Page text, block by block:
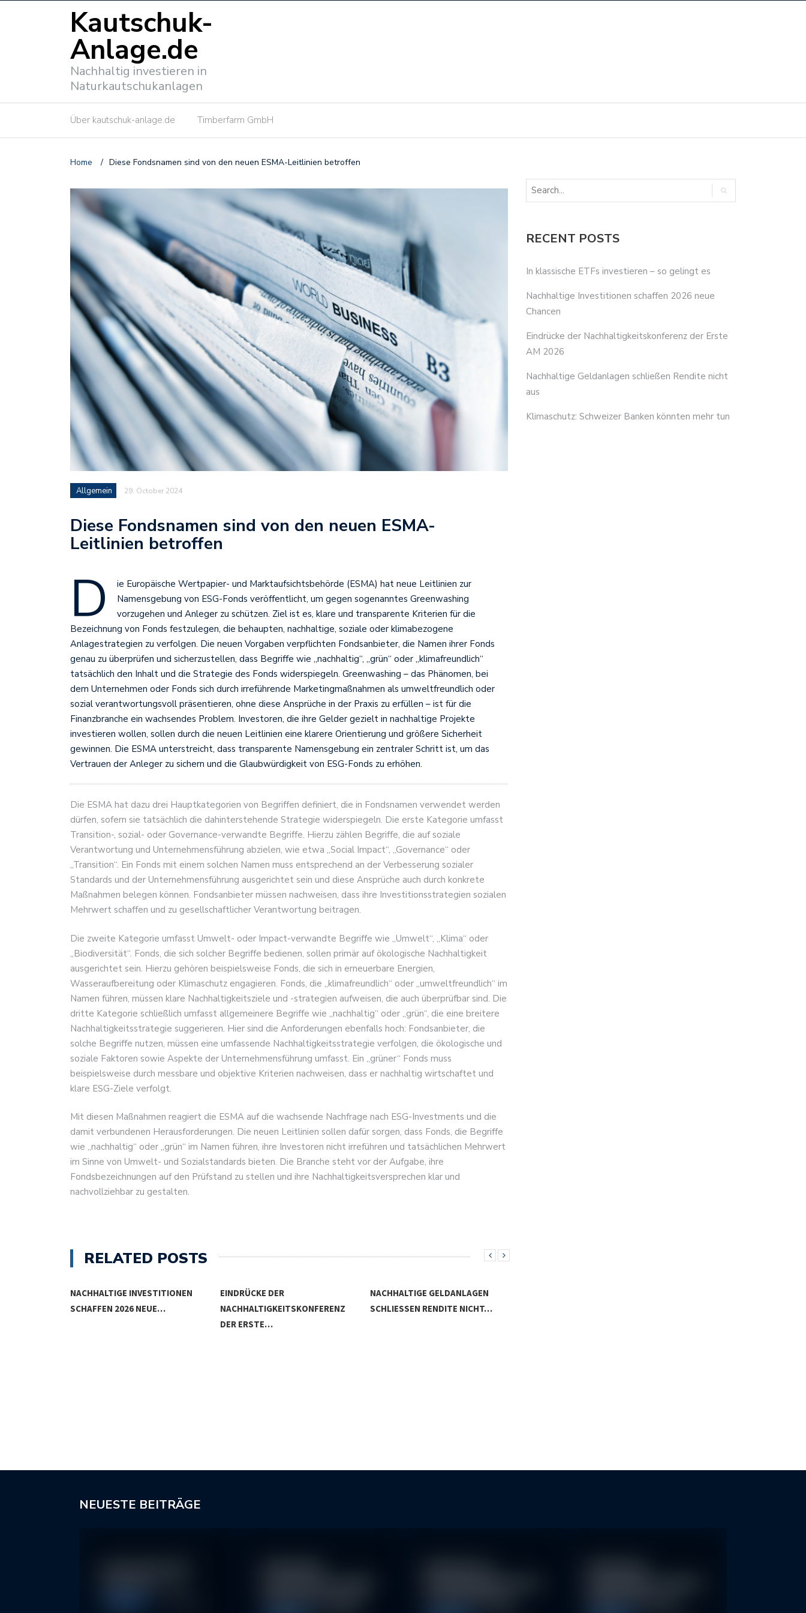
Kautschuk-
Anlage.de
Nachhaltig investieren in
Naturkautschukanlagen
Über kautschuk-anlage.de Timberfarm GmbH
Home / Diese Fondsnamen sind von den neuen ESMA-Leitlinien betroffen
Allgemein 29. October 2024
Diese Fondsnamen sind von den neuen ESMA-
Leitlinien betroffen
D
ie Europäische Wertpapier- und Marktaufsichtsbehörde (ESMA) hat neue Leitlinien zur
Namensgebung von ESG-Fonds veröffentlicht, um gegen sogenanntes Greenwashing
vorzugehen und Anleger zu schützen. Ziel ist es, klare und transparente Kriterien für die
Bezeichnung von Fonds festzulegen, die behaupten, nachhaltige, soziale oder klimabezogene
Anlagestrategien zu verfolgen. Die neuen Vorgaben verpflichten Fondsanbieter, die Namen ihrer Fonds
genau zu überprüfen und sicherzustellen, dass Begriffe wie „nachhaltig“, „grün“ oder „klimafreundlich“
tatsächlich den Inhalt und die Strategie des Fonds widerspiegeln. Greenwashing – das Phänomen, bei
dem Unternehmen oder Fonds sich durch irreführende Marketingmaßnahmen als umweltfreundlich oder
sozial verantwortungsvoll präsentieren, ohne diese Ansprüche in der Praxis zu erfüllen – ist für die
Finanzbranche ein wachsendes Problem. Investoren, die ihre Gelder gezielt in nachhaltige Projekte
investieren wollen, sollen durch die neuen Leitlinien eine klarere Orientierung und größere Sicherheit
gewinnen. Die ESMA unterstreicht, dass transparente Namensgebung ein zentraler Schritt ist, um das
Vertrauen der Anleger zu sichern und die Glaubwürdigkeit von ESG-Fonds zu erhöhen.
Die ESMA hat dazu drei Hauptkategorien von Begriffen definiert, die in Fondsnamen verwendet werden
dürfen, sofern sie tatsächlich die dahinterstehende Strategie widerspiegeln. Die erste Kategorie umfasst
Transition-, sozial- oder Governance-verwandte Begriffe. Hierzu zählen Begriffe, die auf soziale
Verantwortung und Unternehmensführung abzielen, wie etwa „Social Impact“, „Governance“ oder
„Transition“. Ein Fonds mit einem solchen Namen muss entsprechend an der Verbesserung sozialer
Standards und der Unternehmensführung ausgerichtet sein und diese Ansprüche auch durch konkrete
Maßnahmen belegen können. Fondsanbieter müssen nachweisen, dass ihre Investitionsstrategien sozialen
Mehrwert schaffen und zu gesellschaftlicher Verantwortung beitragen.
Die zweite Kategorie umfasst Umwelt- oder Impact-verwandte Begriffe wie „Umwelt“, „Klima“ oder
„Biodiversität“. Fonds, die sich solcher Begriffe bedienen, sollen primär auf ökologische Nachhaltigkeit
ausgerichtet sein. Hierzu gehören beispielsweise Fonds, die sich in erneuerbare Energien,
Wasseraufbereitung oder Klimaschutz engagieren. Fonds, die „klimafreundlich“ oder „umweltfreundlich“ im
Namen führen, müssen klare Nachhaltigkeitsziele und -strategien aufweisen, die auch überprüfbar sind. Die
dritte Kategorie schließlich umfasst allgemeinere Begriffe wie „nachhaltig“ oder „grün“, die eine breitere
Nachhaltigkeitsstrategie suggerieren. Hier sind die Anforderungen ebenfalls hoch: Fondsanbieter, die
solche Begriffe nutzen, müssen eine umfassende Nachhaltigkeitsstrategie verfolgen, die ökologische und
soziale Faktoren sowie Aspekte der Unternehmensführung umfasst. Ein „grüner“ Fonds muss
beispielsweise durch messbare und objektive Kriterien nachweisen, dass er nachhaltig wirtschaftet und
klare ESG-Ziele verfolgt.
Mit diesen Maßnahmen reagiert die ESMA auf die wachsende Nachfrage nach ESG-Investments und die
damit verbundenen Herausforderungen. Die neuen Leitlinien sollen dafür sorgen, dass Fonds, die Begriffe
wie „nachhaltig“ oder „grün“ im Namen führen, ihre Investoren nicht irreführen und tatsächlichen Mehrwert
im Sinne von Umwelt- und Sozialstandards bieten. Die Branche steht vor der Aufgabe, ihre
Fondsbezeichnungen auf den Prüfstand zu stellen und ihre Nachhaltigkeitsversprechen klar und
nachvollziehbar zu gestalten.
RELATED POSTS
EINDRÜCKE DER
NACHHALTIGKEITSKONFERENZ
NACHHALTIGE GELDANLAGEN
SCHLIESSEN RENDITE NICHT…
RECENT POSTS
In klassische ETFs investieren – so gelingt es
Nachhaltige Investitionen schaffen 2026 neue
Chancen
Eindrücke der Nachhaltigkeitskonferenz der Erste
AM 2026
Nachhaltige Geldanlagen schließen Rendite nicht
aus
Klimaschutz: Schweizer Banken könnten mehr tun
NEUESTE BEITRÄGE